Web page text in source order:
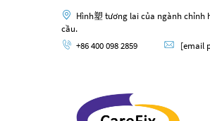
Hình塑 tương lai của ngành
cầu.
+86 400 098 2859
[email